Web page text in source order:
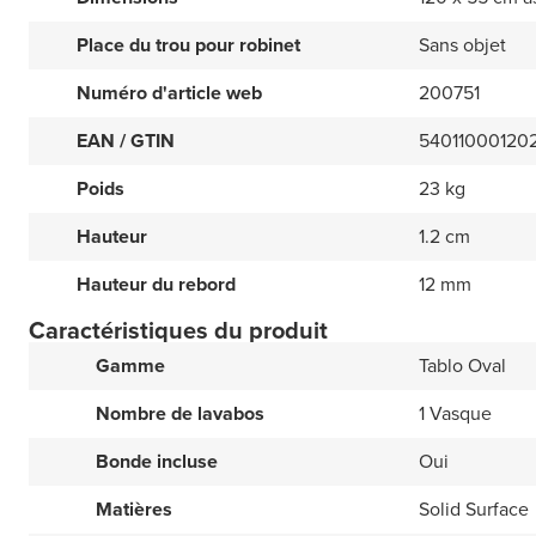
Place du trou pour robinet
Sans objet
Numéro d'article web
200751
EAN / GTIN
Poids
23 kg
Hauteur
1.2 cm
Hauteur du rebord
12 mm
Caractéristiques du produit
Gamme
Tablo Oval
Nombre de lavabos
1 Vasque
Bonde incluse
Oui
Matières
Solid Surface